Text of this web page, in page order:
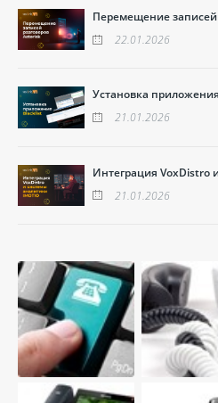
Перемещение записей
22.01.2026
Установка
21.01.2026
Интеграция VoxDistro
21.01.2026